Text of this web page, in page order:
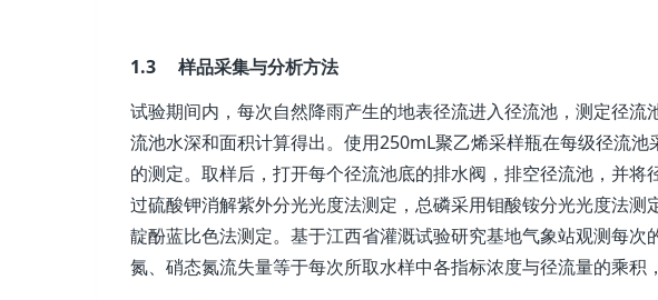
1.3 样品采集与分析方法
试验期间内，每次自然降雨产生的地表径流进入径流池，测定径
流池水深和面积计算得出。使用250mL聚乙烯采样瓶在每级径流
的测定。取样后，打开每个径流池底的排水阀，排空径流池，并
过硫酸钾消解紫外分光光度法测定，总磷采用钼酸铵分光光度法
靛酚蓝比色法测定。基于江西省灌溉试验研究基地气象站观测每
氮、硝态氮流失量等于每次所取水样中各指标浓度与径流量的乘积